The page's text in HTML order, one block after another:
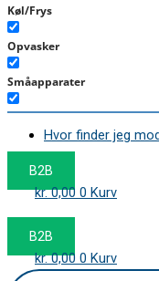
Køl/Frys
Opvasker
Småapparater
Støvsuger
Tørretumbler
Tilbehør/Plejemidler
Hvor finder jeg
B2B
kr.0,00 0 Kurv
B2B
kr.0,00 0 Kurv